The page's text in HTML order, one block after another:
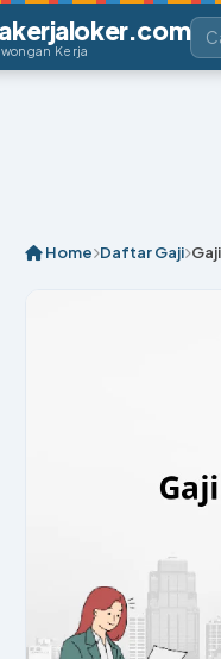
Kerja
Home Daftar Gaji